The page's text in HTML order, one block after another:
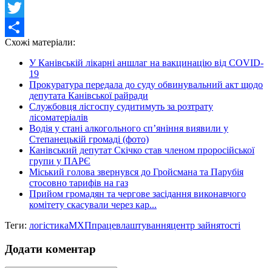
Facebook
Twitter
Share
Схожі матеріали:
У Канівській лікарні аншлаг на вакцинацію від COVID-
19
Прокуратура передала до суду обвинувальний акт щодо
депутата Канівської райради
Службовця лісгоспу судитимуть за розтрату
лісоматеріалів
Водія у стані алкогольного сп’яніння виявили у
Степанецькій громаді (фото)
Канівський депутат Скічко став членом проросійської
групи у ПАРЄ
Міський голова звернувся до Гройсмана та Парубія
стосовно тарифів на газ
Прийом громадян та чергове засідання виконавчого
комітету скасували через кар...
Теги: логістикаМХПпрацевлаштуванняцентр зайнятості
Додати коментар